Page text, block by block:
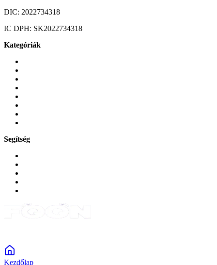
DIC: 2022734318
IC DPH: SK2022734318
Kategóriák
Segítség
Kezdőlap